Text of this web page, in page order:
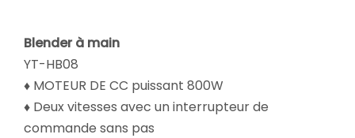
Blender à main
YT-HB08
♦ MOTEUR DE CC puissant 800W
♦ Deux vitesses avec un interrupteur de
commande sans pas